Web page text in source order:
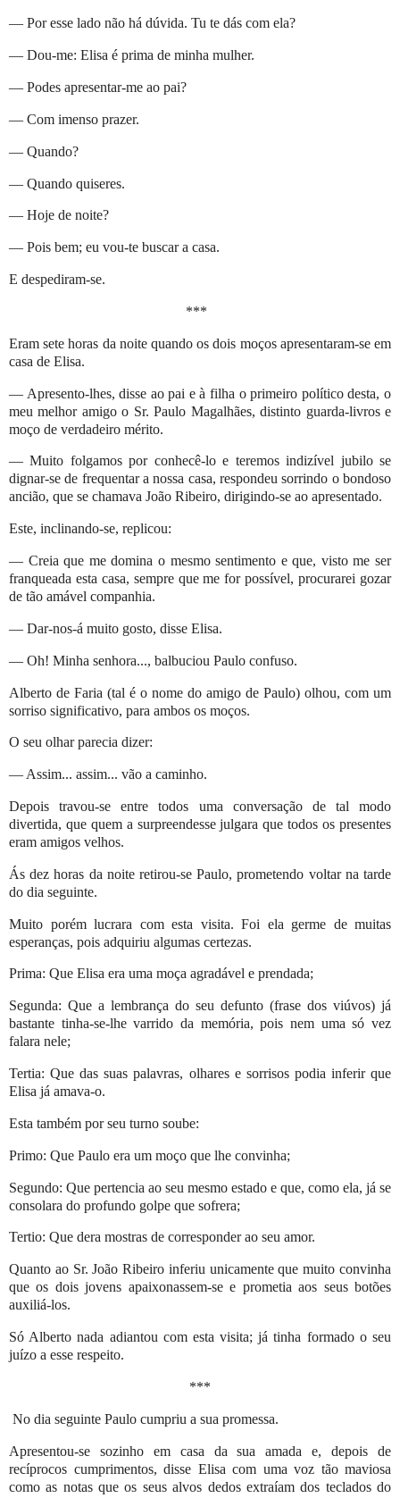
— Por esse lado não há dúvida. Tu te dás com ela?
— Dou-me: Elisa é prima de minha mulher.
— Podes apresentar-me ao pai?
— Com imenso prazer.
— Quando?
— Quando quiseres.
— Hoje de noite?
— Pois bem; eu vou-te buscar a casa.
E despediram-se.
***
Eram sete horas da noite quando os dois moços apresentaram-se em
casa de Elisa.
— Apresento-lhes, disse ao pai e à filha o primeiro político desta, o
meu melhor amigo o Sr. Paulo Magalhães, distinto guarda-livros e
moço de verdadeiro mérito.
— Muito folgamos por conhecê-lo e teremos indizível jubilo se
dignar-se de frequentar a nossa casa, respondeu sorrindo o bondoso
ancião, que se chamava João Ribeiro, dirigindo-se ao apresentado.
Este, inclinando-se, replicou:
— Creia que me domina o mesmo sentimento e que, visto me ser
franqueada esta casa, sempre que me for possível, procurarei gozar
de tão amável companhia.
— Dar-nos-á muito gosto, disse Elisa.
— Oh! Minha senhora..., balbuciou Paulo confuso.
Alberto de Faria (tal é o nome do amigo de Paulo) olhou, com um
sorriso significativo, para ambos os moços.
O seu olhar parecia dizer:
— Assim... assim... vão a caminho.
Depois travou-se entre todos uma conversação de tal modo
divertida, que quem a surpreendesse julgara que todos os presentes
eram amigos velhos.
Ás dez horas da noite retirou-se Paulo, prometendo voltar na tarde
do dia seguinte.
Muito porém lucrara com esta visita. Foi ela germe de muitas
esperanças, pois adquiriu algumas certezas.
Prima: Que Elisa era uma moça agradável e prendada;
Segunda: Que a lembrança do seu defunto (frase dos viúvos) já
bastante tinha-se-lhe varrido da memória, pois nem uma só vez
falara nele;
Tertia: Que das suas palavras, olhares e sorrisos podia inferir que
Elisa já amava-o.
Esta também por seu turno soube:
Primo: Que Paulo era um moço que lhe convinha;
Segundo: Que pertencia ao seu mesmo estado e que, como ela, já se
consolara do profundo golpe que sofrera;
Tertio: Que dera mostras de corresponder ao seu amor.
Quanto ao Sr. João Ribeiro inferiu unicamente que muito convinha
que os dois jovens apaixonassem-se e prometia aos seus botões
auxiliá-los.
Só Alberto nada adiantou com esta visita; já tinha formado o seu
juízo a esse respeito.
***
No dia seguinte Paulo cumpriu a sua promessa.
Apresentou-se sozinho em casa da sua amada e, depois de
recíprocos cumprimentos, disse Elisa com uma voz tão maviosa
como as notas que os seus alvos dedos extraíam dos teclados do